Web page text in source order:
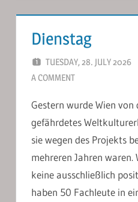
Dienstag
TUESDAY, 28. JULY 2026
A COMMENT
Gestern wurde Wien von
gefährdetes
sie wegen des Projekts
mehreren Jahren waren.
keine ausschließlich
haben 50 Fachleute in